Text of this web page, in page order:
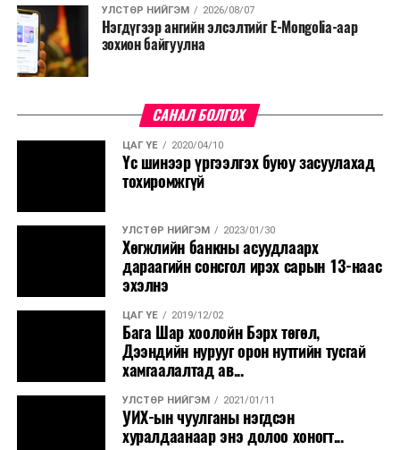
УЛСТӨР НИЙГЭМ 2026/08/07
Нэгдүгээр ангийн элсэлтийг E-Mongolia-аар
зохион байгуулна
САНАЛ БОЛГОХ
ЦАГ ҮЕ 2020/04/10
Үс шинээр үргээлгэх буюу засуулахад
тохиромжгүй
УЛСТӨР НИЙГЭМ 2023/01/30
Хөгжлийн банкны асуудлаарх
дараагийн сонсгол ирэх сарын 13-наас
эхэлнэ
ЦАГ ҮЕ 2019/12/02
Бага Шар хоолойн Бэрх төгөл,
Дээндийн нурууг орон нутгийн тусгай
хамгаалалтад ав...
УЛСТӨР НИЙГЭМ 2021/01/11
УИХ-ын чуулганы нэгдсэн
хуралдаанаар энэ долоо хоногт...